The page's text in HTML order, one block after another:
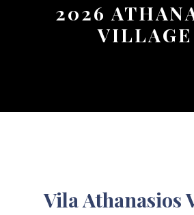
2026
VILLAGE
Vila Athanasios